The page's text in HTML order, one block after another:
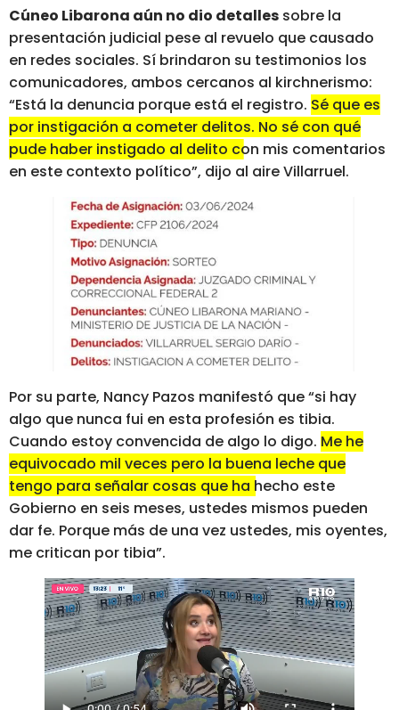
Cúneo Libarona aún no dio detalles sobre la
presentación judicial pese al revuelo que causado
en redes sociales. Sí brindaron su testimonios los
comunicadores, ambos cercanos al kirchnerismo:
“Está la denuncia porque está el registro. Sé que es
por instigación a cometer delitos. No sé con qué
pude haber instigado al delito con mis comentarios
en este contexto político”, dijo al aire Villarruel.
Por su parte, Nancy Pazos manifestó que “si hay
algo que nunca fui en esta profesión es tibia.
Cuando estoy convencida de algo lo digo. Me he
equivocado mil veces pero la buena leche que
tengo para señalar cosas que ha hecho este
Gobierno en seis meses, ustedes mismos pueden
dar fe. Porque más de una vez ustedes, mis oyentes,
me critican por tibia”.